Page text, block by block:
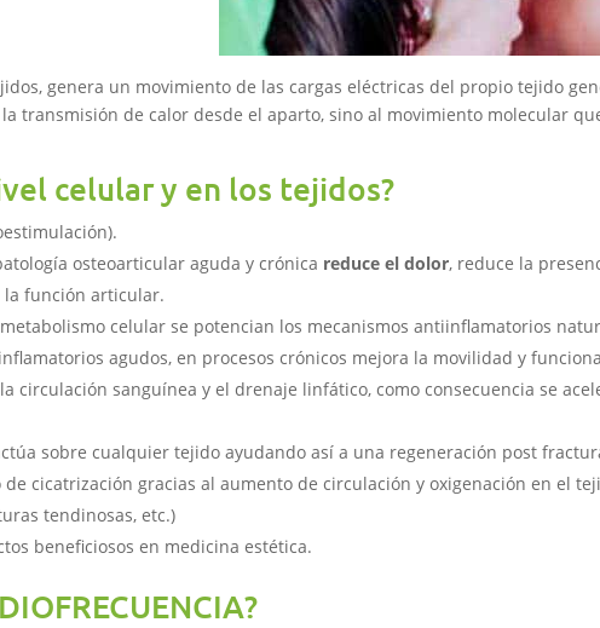
genera un movimiento de las cargas eléctricas del propio tejido
transmisión de calor desde el aparto, sino al movimiento molecular
celular y en los tejidos?
osteoarticular aguda y crónica reduce el dolor, reduce la
función articular.
celular se potencian los mecanismos antiinflamatorios
inflamatorios agudos, en procesos crónicos mejora la movilidad y
circulación sanguínea y el drenaje linfático, como consecuencia se
actúa sobre cualquier tejido ayudando así a una regeneración post
de cicatrización gracias al aumento de circulación y oxigenación en el
tendinosas, etc.)
beneficiosos en medicina estética.